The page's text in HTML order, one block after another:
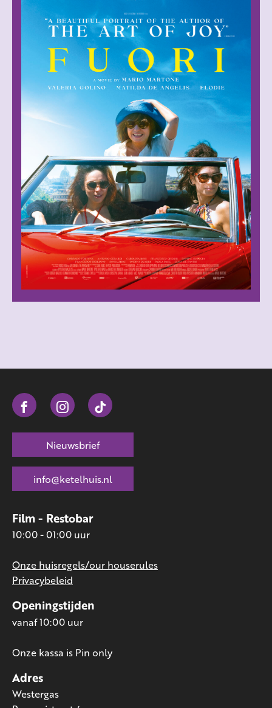
Adres
Westergas
Openingstijden
vanaf 10:00 uur
Onze kassa is Pin only
Film - Restobar
10:00 - 01:00 uur
Onze huisregels/our houserules
Privacybeleid
Nieuwsbrief
info@ketelhuis.nl